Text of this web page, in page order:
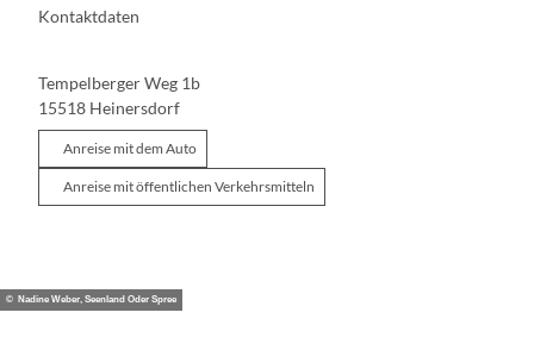
Kontaktdaten
Tempelberger Weg 1b
15518 Heinersdorf
Anreise mit dem Auto
Anreise mit öffentlichen Verkehrsmitteln
© Nadine Weber, Seenland Oder Spree